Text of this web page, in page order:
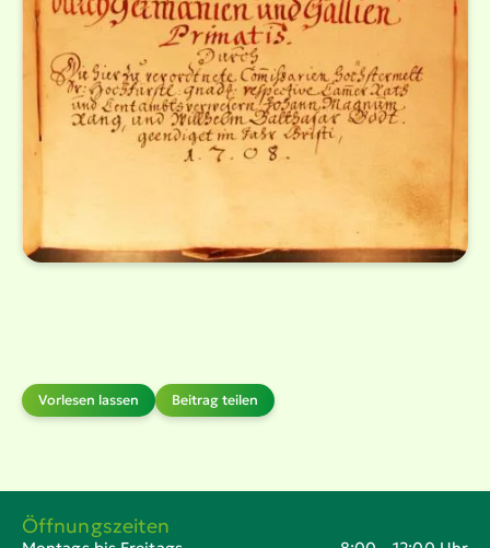
Öffnungszeiten
Vorlesen lassen Beitrag teilen